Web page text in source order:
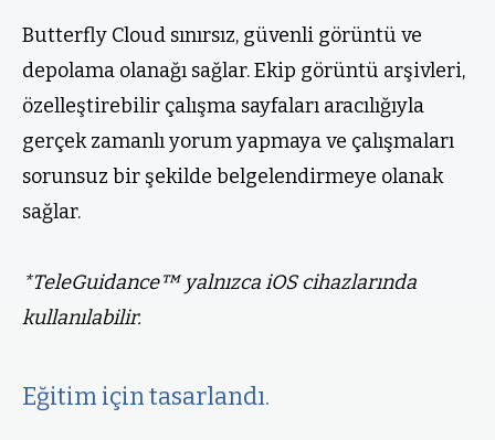
Butterfly Cloud sınırsız, güvenli görüntü ve
depolama olanağı sağlar. Ekip görüntü arşivleri,
özelleştirebilir çalışma sayfaları aracılığıyla
gerçek zamanlı yorum yapmaya ve çalışmaları
sorunsuz bir şekilde belgelendirmeye olanak
sağlar.
*TeleGuidance™ yalnızca iOS cihazlarında
kullanılabilir.
Eğitim için tasarlandı.